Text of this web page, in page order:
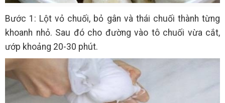
Bước 1: Lột vỏ chuối, bỏ gân và thái chuối thành từng
khoanh nhỏ. Sau đó cho đường vào tô chuối vừa cắt,
ướp khoảng 20-30 phút.